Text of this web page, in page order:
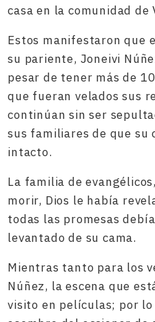
casa en la comunidad de
Estos manifestaron que
su pariente, Joneivi
pesar de tener más de
que fueran velados sus
continúan sin ser
sus familiares de que su
intacto.
La familia de
morir, Dios le había
todas las promesas
levantado de su cama.
Mientras tanto para los
Núñez, la escena que
visito en películas; por